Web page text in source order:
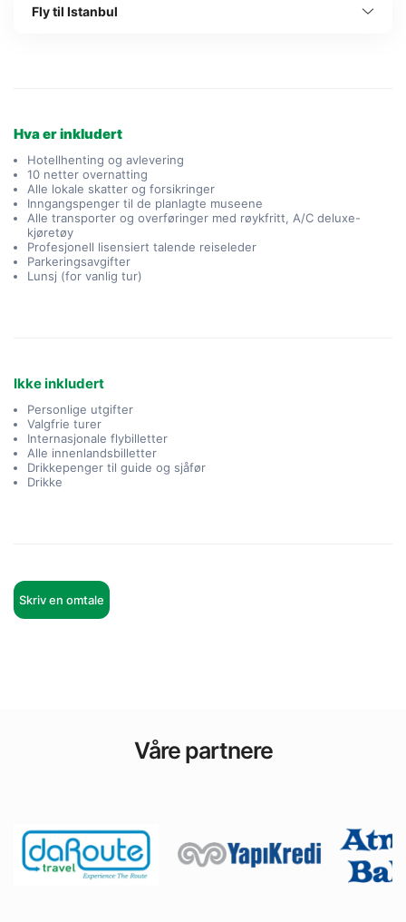
Fly til Istanbul
Hva er inkludert
Hotellhenting og avlevering
10 netter overnatting
Alle lokale skatter og forsikringer
Inngangspenger til de planlagte museene
Alle transporter og overføringer med røykfritt, A/C deluxe-
kjøretøy
Profesjonell lisensiert talende reiseleder
Parkeringsavgifter
Lunsj (for vanlig tur)
Ikke inkludert
Personlige utgifter
Valgfrie turer
Internasjonale flybilletter
Alle innenlandsbilletter
Drikkepenger til guide og sjåfør
Drikke
Skriv en omtale
Våre partnere